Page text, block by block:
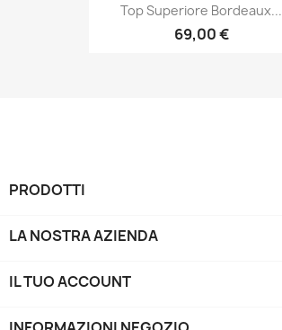
Top Superiore Bordeaux...
69,00 €
PRODOTTI
LA NOSTRA AZIENDA
IL TUO ACCOUNT